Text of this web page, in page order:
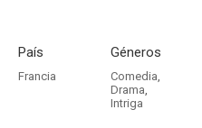
País
Francia
Géneros
Comedia,
Drama,
Intriga